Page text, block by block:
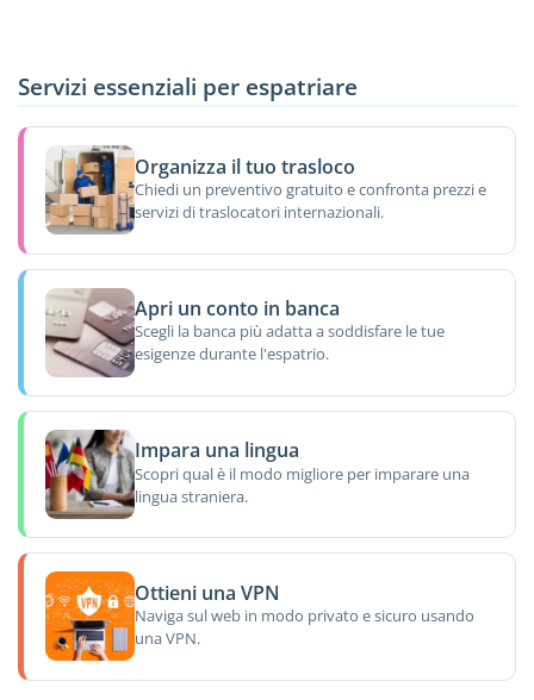
Servizi essenziali per espatriare
Organizza il tuo trasloco
Chiedi un preventivo gratuito e confronta prezzi e
servizi di traslocatori internazionali.
Apri un conto in banca
Scegli la banca più adatta a soddisfare le tue
esigenze durante l'espatrio.
Impara una lingua
Scopri qual è il modo migliore per imparare una
lingua straniera.
Ottieni una VPN
Naviga sul web in modo privato e sicuro usando
una VPN.